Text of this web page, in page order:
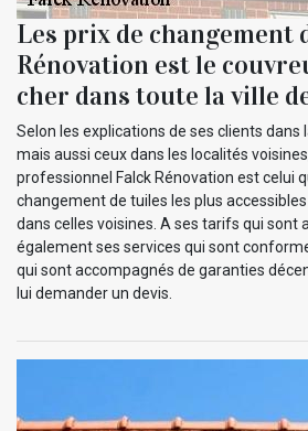
Les prix de changement
Rénovation est le
cher dans toute la ville
Selon les explications de ses clients dans
mais aussi ceux dans les localités
professionnel Falck Rénovation est celui
changement de tuiles les plus
dans celles voisines. A ses tarifs qui sont
également ses services qui sont
qui sont accompagnés de garanties
lui demander un devis.